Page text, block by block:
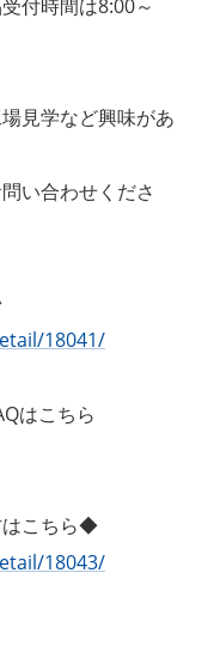
付時間は8:00～
見学など興味があ
い合わせくださ
18041/
はこちら
はこちら◆
18043/